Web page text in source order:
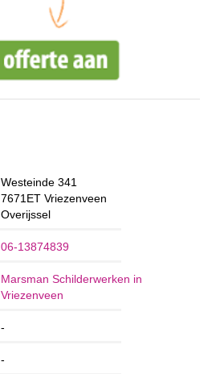
Westeinde 341
7671ET Vriezenveen
Overijssel
06-13874839
Marsman Schilderwerken in
Vriezenveen
-
-